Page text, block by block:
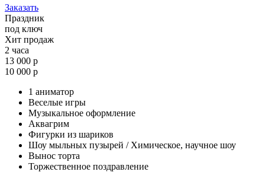
Заказать
Праздник
под ключ
Хит продаж
2 часа
13 000 р
10 000 р
1 аниматор
Веселые игры
Музыкальное оформление
Аквагрим
Фигурки из шариков
Шоу мыльных пузырей / Химическое, научное шоу
Вынос торта
Торжественное поздравление